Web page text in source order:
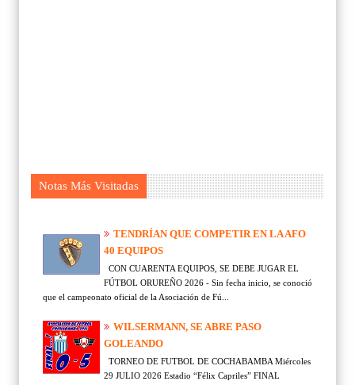
Notas Más Visitadas
TENDRÍAN QUE COMPETIR EN LA AFO
40 EQUIPOS
CON CUARENTA EQUIPOS, SE DEBE JUGAR EL
FÚTBOL ORUREÑO 2026 - Sin fecha inicio, se conoció
que el campeonato oficial de la Asociación de Fú...
WILSERMANN, SE ABRE PASO
GOLEANDO
TORNEO DE FUTBOL DE COCHABAMBA Miércoles
29 JULIO 2026 Estadio “Félix Capriles” FINAL